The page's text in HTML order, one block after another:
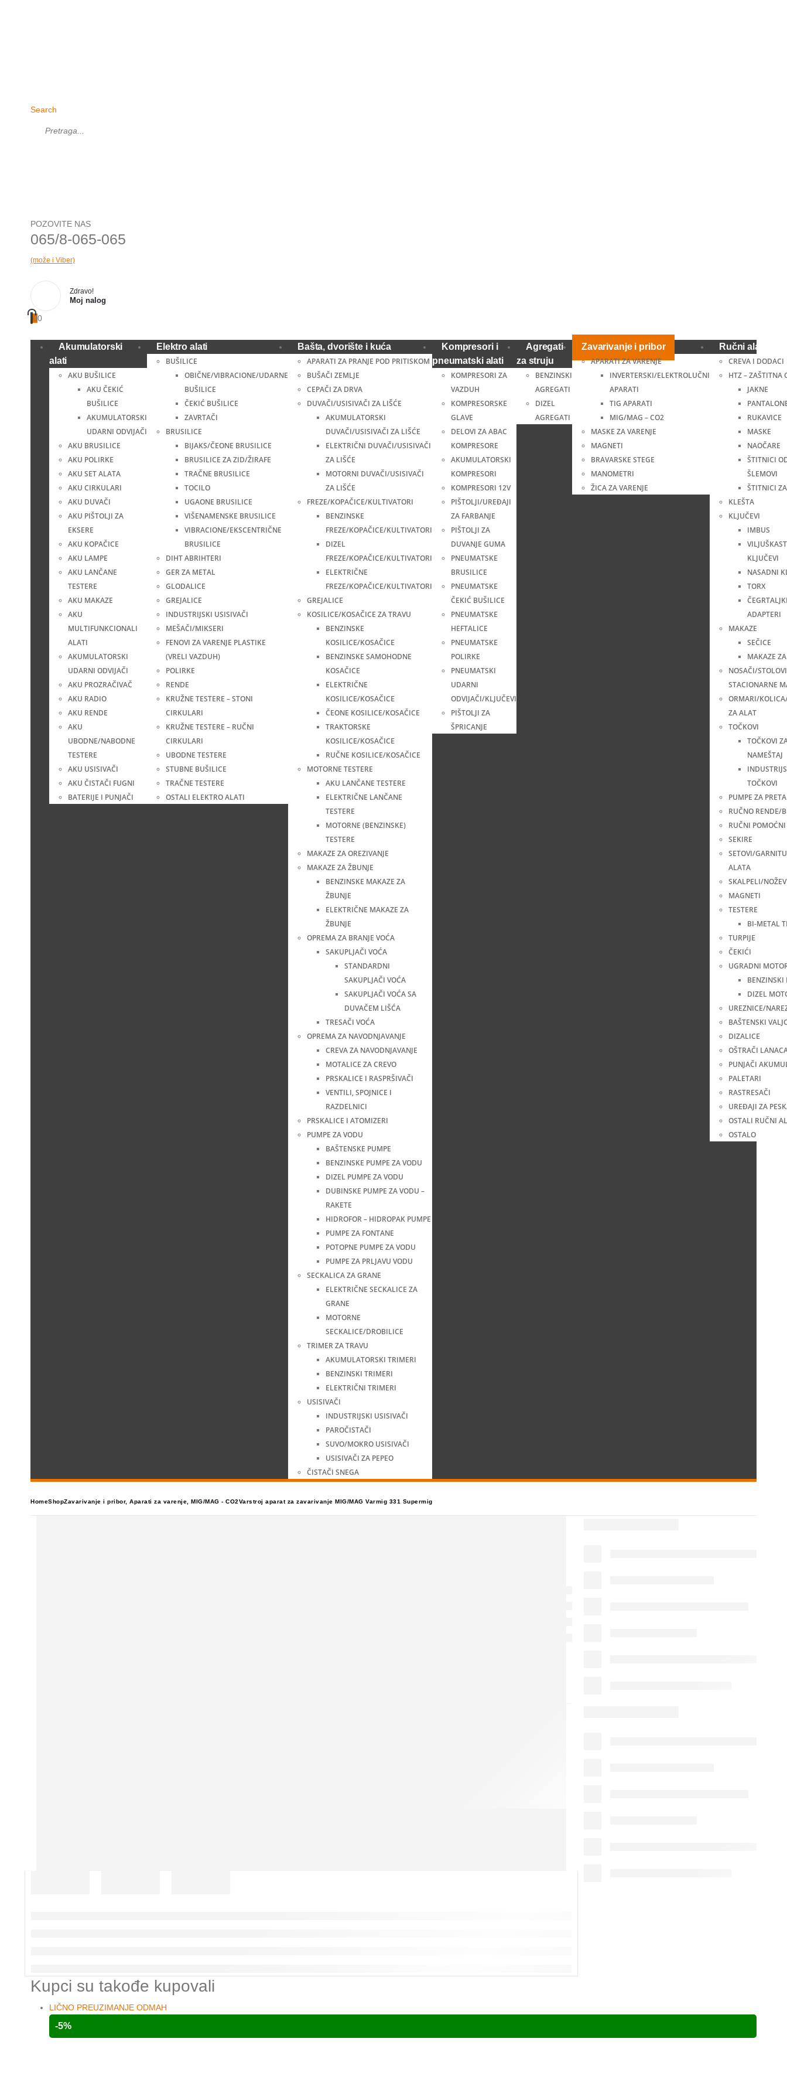
Search
POZOVITE NAS
065/8-065-065
(može i Viber)
Zdravo!
Moj nalog
00
Akumulatorski
alati
AKU BUŠILICE
AKU ČEKIĆ
BUŠILICE
AKUMULATORSKI
UDARNI ODVIJAČI
AKU BRUSILICE
AKU POLIRKE
AKU SET ALATA
AKU CIRKULARI
AKU DUVAČI
AKU PIŠTOLJI ZA
EKSERE
AKU KOPAČICE
AKU LAMPE
AKU LANČANE
TESTERE
AKU MAKAZE
AKU
MULTIFUNKCIONALI
ALATI
AKUMULATORSKI
UDARNI ODVIJAČI
AKU PROZRAČIVAČ
AKU RADIO
AKU RENDE
AKU
UBODNE/NABODNE
TESTERE
AKU USISIVAČI
AKU ČISTAČI FUGNI
BATERIJE I PUNJAČI
Elektro alati
BUŠILICE
OBIČNE/VIBRACIONE/UDARNE
BUŠILICE
ČEKIĆ BUŠILICE
ZAVRTAČI
BRUSILICE
BIJAKS/ČEONE BRUSILICE
BRUSILICE ZA ZID/ŽIRAFE
TRAČNE BRUSILICE
TOCILO
UGAONE BRUSILICE
VIŠENAMENSKE BRUSILICE
VIBRACIONE/EKSCENTRIČNE
BRUSILICE
DIHT ABRIHTERI
GER ZA METAL
GLODALICE
GREJALICE
INDUSTRIJSKI USISIVAČI
MEŠAČI/MIKSERI
FENOVI ZA VARENJE PLASTIKE
(VRELI VAZDUH)
POLIRKE
RENDE
KRUŽNE TESTERE – STONI
CIRKULARI
KRUŽNE TESTERE – RUČNI
CIRKULARI
UBODNE TESTERE
STUBNE BUŠILICE
TRAČNE TESTERE
OSTALI ELEKTRO ALATI
Bašta, dvorište i kuća
APARATI ZA PRANJE POD PRITISKOM
BUŠAČI ZEMLJE
CEPAČI ZA DRVA
DUVAČI/USISIVAČI ZA LIŠĆE
AKUMULATORSKI
DUVAČI/USISIVAČI ZA LIŠĆE
ELEKTRIČNI DUVAČI/USISIVAČI
ZA LIŠĆE
MOTORNI DUVAČI/USISIVAČI
ZA LIŠĆE
FREZE/KOPAČICE/KULTIVATORI
BENZINSKE
FREZE/KOPAČICE/KULTIVATORI
DIZEL
FREZE/KOPAČICE/KULTIVATORI
ELEKTRIČNE
FREZE/KOPAČICE/KULTIVATORI
GREJALICE
KOSILICE/KOSAČICE ZA TRAVU
BENZINSKE
KOSILICE/KOSAČICE
BENZINSKE SAMOHODNE
KOSAČICE
ELEKTRIČNE
KOSILICE/KOSAČICE
ČEONE KOSILICE/KOSAČICE
TRAKTORSKE
KOSILICE/KOSAČICE
RUČNE KOSILICE/KOSAČICE
MOTORNE TESTERE
AKU LANČANE TESTERE
ELEKTRIČNE LANČANE
TESTERE
MOTORNE (BENZINSKE)
TESTERE
MAKAZE ZA OREZIVANJE
MAKAZE ZA ŽBUNJE
BENZINSKE MAKAZE ZA
ŽBUNJE
ELEKTRIČNE MAKAZE ZA
ŽBUNJE
OPREMA ZA BRANJE VOĆA
SAKUPLJAČI VOĆA
STANDARDNI
SAKUPLJAČI VOĆA
SAKUPLJAČI VOĆA SA
DUVAČEM LIŠĆA
TRESAČI VOĆA
OPREMA ZA NAVODNJAVANJE
CREVA ZA NAVODNJAVANJE
MOTALICE ZA CREVO
PRSKALICE I RASPRŠIVAČI
VENTILI, SPOJNICE I
RAZDELNICI
PRSKALICE I ATOMIZERI
PUMPE ZA VODU
BAŠTENSKE PUMPE
BENZINSKE PUMPE ZA VODU
DIZEL PUMPE ZA VODU
DUBINSKE PUMPE ZA VODU –
RAKETE
HIDROFOR – HIDROPAK PUMPE
PUMPE ZA FONTANE
POTOPNE PUMPE ZA VODU
PUMPE ZA PRLJAVU VODU
SECKALICA ZA GRANE
ELEKTRIČNE SECKALICE ZA
GRANE
MOTORNE
SECKALICE/DROBILICE
TRIMER ZA TRAVU
AKUMULATORSKI TRIMERI
BENZINSKI TRIMERI
ELEKTRIČNI TRIMERI
USISIVAČI
INDUSTRIJSKI USISIVAČI
PAROČISTAČI
SUVO/MOKRO USISIVAČI
USISIVAČI ZA PEPEO
ČISTAČI SNEGA
Kompresori i
pneumatski alati
KOMPRESORI ZA
VAZDUH
KOMPRESORSKE
GLAVE
DELOVI ZA ABAC
KOMPRESORE
AKUMULATORSKI
KOMPRESORI
KOMPRESORI 12V
PIŠTOLJI/UREĐAJI
ZA FARBANJE
PIŠTOLJI ZA
DUVANJE GUMA
PNEUMATSKE
BRUSILICE
PNEUMATSKE
ČEKIĆ BUŠILICE
PNEUMATSKE
HEFTALICE
PNEUMATSKE
POLIRKE
PNEUMATSKI
UDARNI
ODVIJAČI/KLJUČEVI
PIŠTOLJI ZA
ŠPRICANJE
Agregati
za struju
BENZINSKI
AGREGATI
DIZEL
AGREGATI
Zavarivanje i pribor
APARATI ZA VARENJE
INVERTERSKI/ELEKTROLUČNI
APARATI
TIG APARATI
MIG/MAG – CO2
MASKE ZA VARENJE
MAGNETI
BRAVARSKE STEGE
MANOMETRI
ŽICA ZA VARENJE
Ručni alat i
CREVA I DODACI
HTZ – ZAŠTITNA
JAKNE
RUKAVICE
MASKE
NAOČARE
ŠTITNICI
ŠLEMOVI
ŠTITNICI
KLEŠTA
KLJUČEVI
IMBUS
KLJUČEVI
NASADNI
TORX
ADAPTERI
MAKAZE
SEČICE
MAKAZE
NOSAČI/
STACIONARNE
ORMARI/
ZA ALAT
TOČKOVI
TOČKOVI
NAMEŠTAJ
TOČKOVI
PUMPE ZA
RUČNO RENDE/
RUČNI
SEKIRE
SETOVI/
ALATA
SKALPELI/
MAGNETI
TESTERE
BI-METAL
TURPIJE
ČEKIĆI
UGRADNI
BENZINSKI
DIZEL
UREZNICE/
BAŠTENSKI
DIZALICE
OŠTRAČI
PUNJAČI
PALETARI
RASTRESAČI
UREĐAJI ZA
OSTALI RUČNI
OSTALO
HomeShopZavarivanje i pribor, Aparati za varenje, MIG/MAG - CO2Varstroj aparat za zavarivanje MIG/MAG Varmig 331 Supermig
Kupci su takođe kupovali
LIČNO PREUZIMANJE ODMAH
-5%